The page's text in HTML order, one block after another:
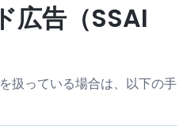
広告（SSAI
扱っている場合は、以下の手